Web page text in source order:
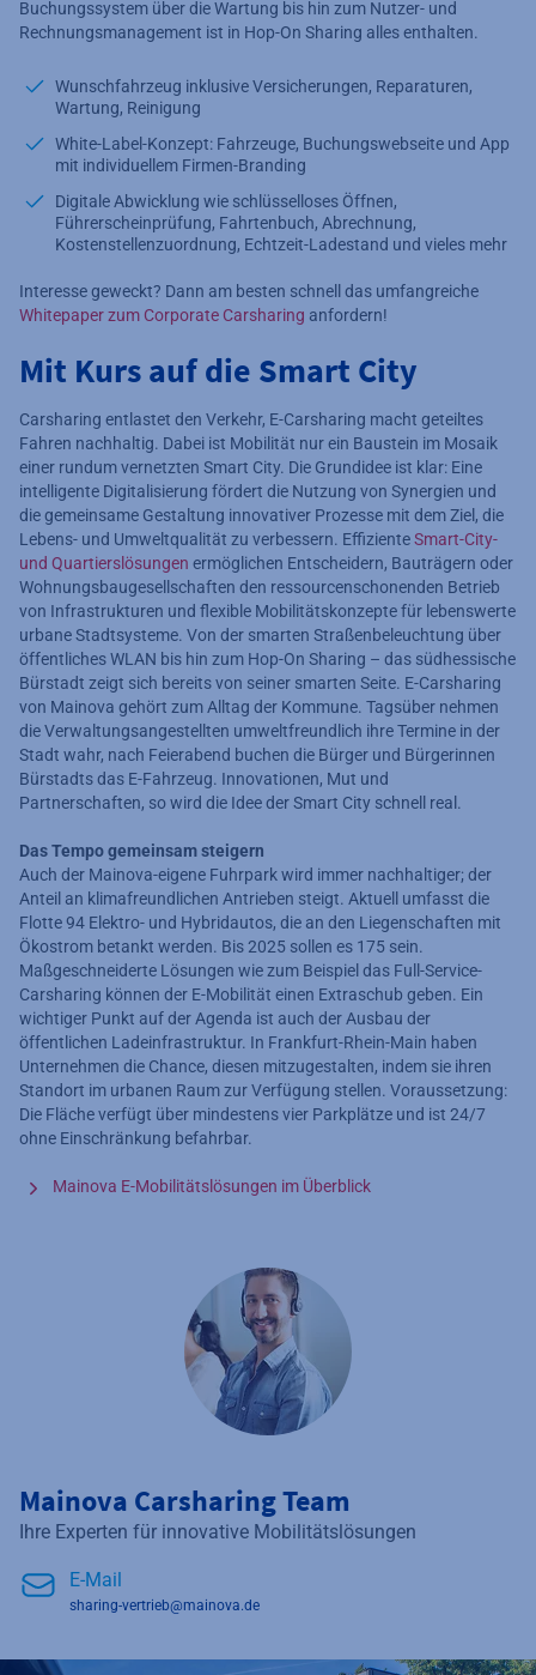
Buchungssystem über die Wartung bis hin zum Nutzer- und
Rechnungsmanagement ist in Hop-On Sharing alles enthalten.
Wunschfahrzeug inklusive Versicherungen, Reparaturen,
Wartung, Reinigung
White-Label-Konzept: Fahrzeuge, Buchungswebseite und App
mit individuellem Firmen-Branding
Digitale Abwicklung wie schlüsselloses Öffnen,
Führerscheinprüfung, Fahrtenbuch, Abrechnung,
Kostenstellenzuordnung, Echtzeit-Ladestand und vieles mehr
Interesse geweckt? Dann am besten schnell das umfangreiche
Whitepaper zum Corporate Carsharing anfordern!
Mit Kurs auf die Smart City
Carsharing entlastet den Verkehr, E-Carsharing macht geteiltes
Fahren nachhaltig. Dabei ist Mobilität nur ein Baustein im Mosaik
einer rundum vernetzten Smart City. Die Grundidee ist klar: Eine
intelligente Digitalisierung fördert die Nutzung von Synergien und
die gemeinsame Gestaltung innovativer Prozesse mit dem Ziel, die
Lebens- und Umweltqualität zu verbessern. EffizienteSmart-City-
und Quartierslösungen ermöglichen Entscheidern, Bauträgern oder
Wohnungsbaugesellschaften den ressourcenschonenden Betrieb
von Infrastrukturen und flexible Mobilitätskonzepte für lebenswerte
urbane Stadtsysteme. Von der smarten Straßenbeleuchtung über
öffentliches WLAN bis hin zum Hop-On Sharing – das südhessische
Bürstadt zeigt sich bereits von seiner smarten Seite. E-Carsharing
von Mainova gehört zum Alltag der Kommune. Tagsüber nehmen
die Verwaltungsangestellten umweltfreundlich ihre Termine in der
Stadt wahr, nach Feierabend buchen die Bürger und Bürgerinnen
Bürstadts das E-Fahrzeug. Innovationen, Mut und
Partnerschaften, so wird die Idee der Smart City schnell real.
Das Tempo gemeinsam steigern
Auch der Mainova-eigene Fuhrpark wird immer nachhaltiger; der
Anteil an klimafreundlichen Antrieben steigt. Aktuell umfasst die
Flotte 94 Elektro- und Hybridautos, die an den Liegenschaften mit
Ökostrom betankt werden. Bis 2025 sollen es 175 sein.
Maßgeschneiderte Lösungen wie zum Beispiel das Full-Service-
Carsharing können der E-Mobilität einen Extraschub geben. Ein
wichtiger Punkt auf der Agenda ist auch der Ausbau der
öffentlichen Ladeinfrastruktur. In Frankfurt-Rhein-Main haben
Unternehmen die Chance, diesen mitzugestalten, indem sie ihren
Standort im urbanen Raum zur Verfügung stellen. Voraussetzung:
Die Fläche verfügt über mindestens vier Parkplätze und ist 24/7
ohne Einschränkung befahrbar.
Mainova E-Mobilitätslösungen im Überblick
Mainova Carsharing Team
Ihre Experten für innovative Mobilitätslösungen
E-Mail
sharing-vertrieb@mainova.de